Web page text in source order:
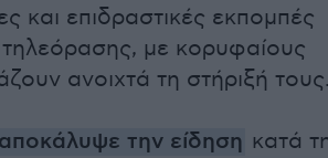
και επιδραστικές εκπομπές
με κορυφαίους
ανοιχτά τη στήριξή
αποκάλυψε την είδηση κατά